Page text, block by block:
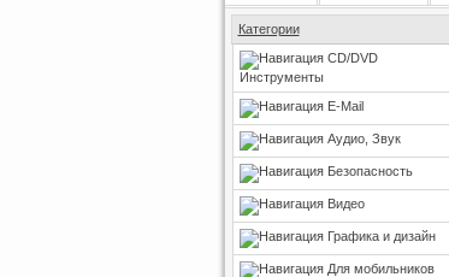
Категории
CD/DVD
Инструменты
E-Mail
Аудио, Звук
Безопасность
Видео
Графика и дизайн
Для мобильников